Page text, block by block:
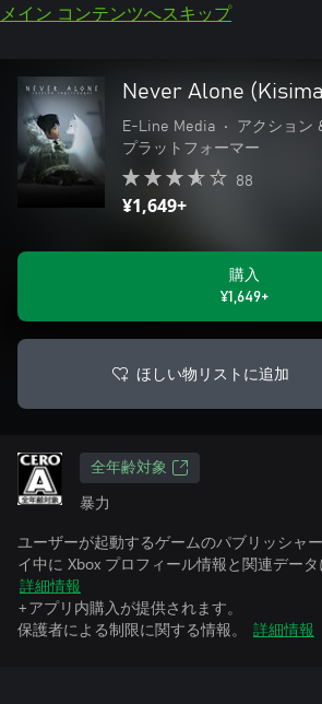
メイン コンテンツへスキップ
Never Alone
E-Line Media • アクション
プラットフォーマー
88
¥1,649+
購入
¥1,649+
ほしい物リストに追加
全年齢対象
暴力
ユーザーが起動するゲームのパブリッシャ
イ中に Xbox プロフィール情報と関連データ
詳細情報
+アプリ内購入が提供されます。
保護者による制限に関する情報。
詳細情報